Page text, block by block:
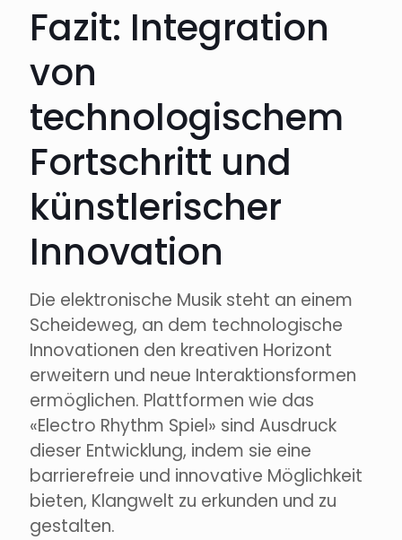
Fazit: Integration
von
technologischem
Fortschritt und
künstlerischer
Innovation
Die elektronische Musik steht an einem
Scheideweg, an dem technologische
Innovationen den kreativen Horizont
erweitern und neue Interaktionsformen
ermöglichen. Plattformen wie das
«Electro Rhythm Spiel» sind Ausdruck
dieser Entwicklung, indem sie eine
barrierefreie und innovative Möglichkeit
bieten, Klangwelt zu erkunden und zu
gestalten.